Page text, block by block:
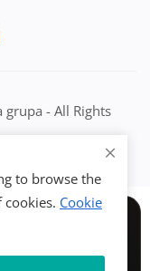
- All Rights
to browse the
cookies. Cookie